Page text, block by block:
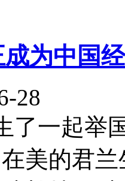
为中国
28
了一起举
美的君